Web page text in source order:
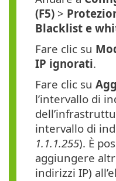
(F5) >
Blacklist e
Fare clic su
IP ignorati.
Fare clic su
l’intervallo di
intervallo di
1.1.1.255). È
aggiungere
indirizzi IP)